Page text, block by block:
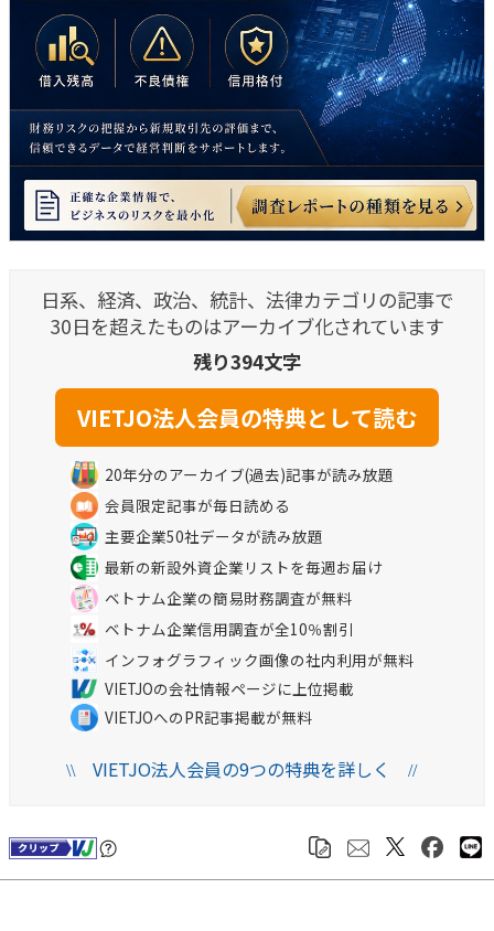
日系、経済、政治、統計、法律カテゴリの記事で
30日を超えたものはアーカイブ化されています
残り394文字
20年分のアーカイブ(過去)記事が読み放題
会員限定記事が毎日読める
主要企業50社データが読み放題
最新の新設外資企業リストを毎週お届け
ベトナム企業の簡易財務調査が無料
ベトナム企業信用調査が全10％割引
インフォグラフィック画像の社内利用が無料
VIETJOの会社情報ページに上位掲載
VIETJOへのPR記事掲載が無料
\\VIETJO法人会員の9つの特典を詳しく //